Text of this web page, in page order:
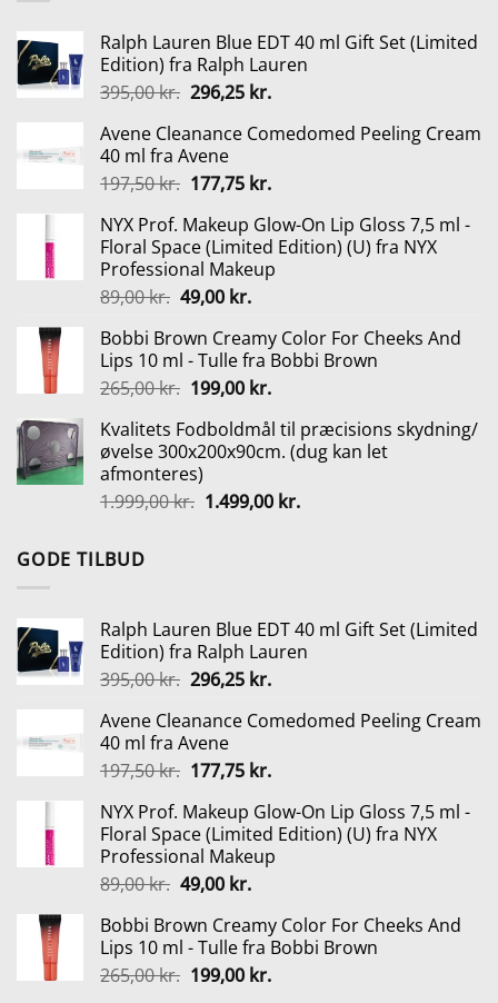
Ralph Lauren Blue EDT 40 ml Gift Set (Limited
Edition) fra Ralph Lauren
395,00kr. Den
pris
var:
395,00 kr..
296,25 kr.Den
pris
296,25 kr..
Avene Cleanance Comedomed Peeling Cream
40 ml fra Avene
197,50kr. Den
pris
var:
197,50 kr..
177,75 kr.Den
pris
er:
177,75 kr..
NYX Prof. Makeup Glow-On Lip Gloss 7,5 ml -
Floral Space (Limited Edition) (U) fra NYX
Professional Makeup
89,00kr. Den
pris
var:
89,00 kr..
49,00 kr.Den
pris
er:
49,00 kr..
Bobbi Brown Creamy Color For Cheeks And
Lips 10 ml - Tulle fra Bobbi Brown
265,00kr. Den
pris
var:
265,00 kr..
199,00 kr.Den
pris
er:
Kvalitets Fodboldmål til præcisions skydning/
øvelse 300x200x90cm. (dug kan let
afmonteres)
1.999,00kr. Den
1.499,00 kr.Den
GODE TILBUD
Ralph Lauren Blue EDT 40 ml Gift Set (Limited
Edition) fra Ralph Lauren
395,00kr. Den
pris
var:
395,00 kr..
296,25 kr.Den
pris
296,25 kr..
Avene Cleanance Comedomed Peeling Cream
40 ml fra Avene
197,50kr. Den
pris
var:
197,50 kr..
177,75 kr.Den
pris
er:
177,75 kr..
NYX Prof. Makeup Glow-On Lip Gloss 7,5 ml -
Floral Space (Limited Edition) (U) fra NYX
Professional Makeup
89,00kr. Den
pris
var:
89,00 kr..
49,00 kr.Den
pris
er:
49,00 kr..
Bobbi Brown Creamy Color For Cheeks And
Lips 10 ml - Tulle fra Bobbi Brown
265,00kr. Den
199,00 kr.Den